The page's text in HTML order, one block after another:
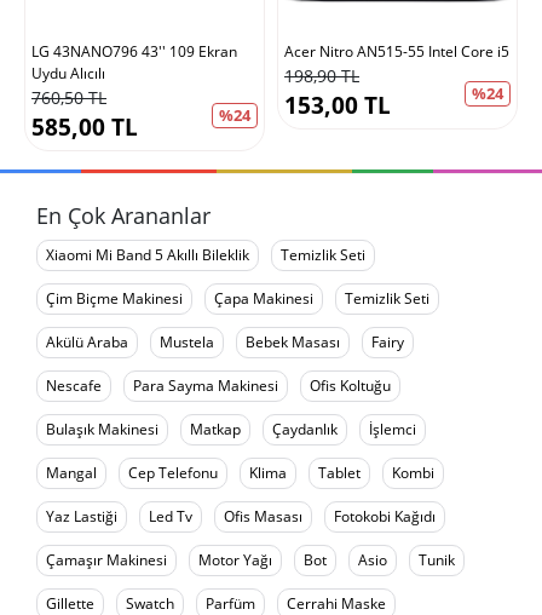
LG 43NANO796 43'' 109 Ekran
Uydu Alıcılı
760,50 TL
%24
585,00 TL
Acer Nitro AN515-55 Intel Core i5
198,90 TL
%24
153,00 TL
En Çok Arananlar
Xiaomi Mi Band 5 Akıllı Bileklik Temizlik Seti
Çim Biçme Makinesi Çapa Makinesi Temizlik Seti
Akülü Araba Mustela Bebek Masası Fairy
Nescafe Para Sayma Makinesi Ofis Koltuğu
Bulaşık Makinesi Matkap Çaydanlık İşlemci
Mangal Cep Telefonu Klima Tablet Kombi
Yaz Lastiği Led Tv Ofis Masası Fotokobi Kağıdı
Çamaşır Makinesi Motor Yağı Bot Asio Tunik
Gillette Swatch Parfüm Cerrahi Maske